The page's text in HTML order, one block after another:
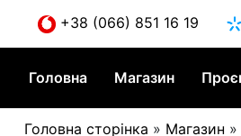
content
+38 (066) 851 16 19
Головна Магазин
Головна сторінка » Магазин »